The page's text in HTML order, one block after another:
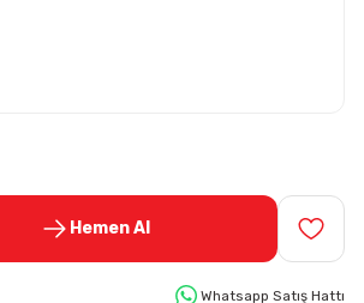
Hemen Al
Whatsapp Satış Hattı